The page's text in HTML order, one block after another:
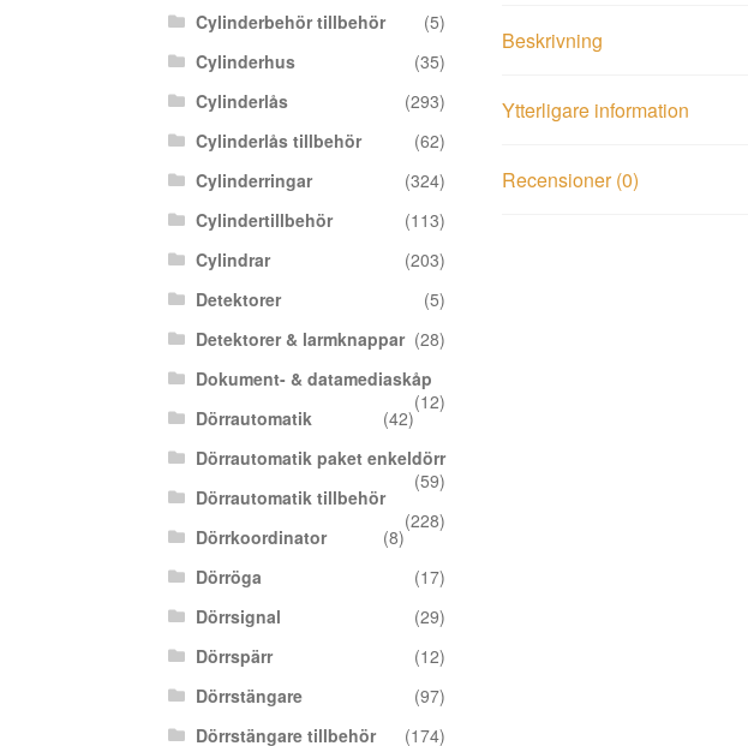
Beskrivning
Ytterligare information
Recensioner (0)
Cylinderbehör tillbehör
(5)
Cylinderhus
(35)
Cylinderlås
(293)
Cylinderlås tillbehör
(62)
Cylinderringar
(324)
Cylindertillbehör
(113)
Cylindrar
(203)
Detektorer
(5)
Detektorer & larmknappar (28)
Dokument- & datamediaskåp
(12)
Dörrautomatik
(42)
Dörrautomatik paket enkeldörr
(59)
Dörrautomatik tillbehör
(228)
Dörrkoordinator
(8)
Dörröga
(17)
Dörrsignal
(29)
Dörrspärr
(12)
Dörrstängare
(97)
Dörrstängare tillbehör
(174)